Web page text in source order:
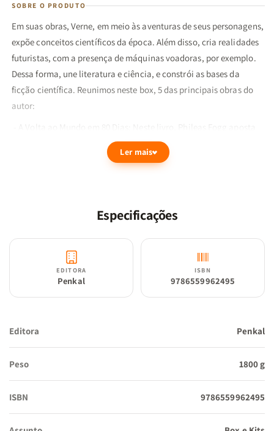
SOBRE O PRODUTO
Em suas obras, Verne, em meio às aventuras de seus personagens,
expõe conceitos científicos da época. Além disso, cria realidades
futuristas, com a presença de máquinas voadoras, por exemplo.
Dessa forma, une literatura e ciência, e constrói as bases da
ficção científica. Reunimos neste box, 5 das principais obras do
autor:
- A Volta ao Mundo em 80 Dias: Neste livro, Phileas Fogg aposta
com amigos que pode dar volta ao mundo em 80 dias, devendo
retornar em 21 de dezembro, exatamente às 20h45. De trem,
Aouda, além da perseguição do detetive Fix, da Scotland Yard,
convicto de que Foog é o responsável pelo assalto ao Banco da
- Da Terra a Lua: Da Terra à Lua é a primeira história da
exploração espacial escrita. Foi publicada em 1865 e apresenta,
engenharia e convencer os detratores de que eles não são
Ler mais
Especificações
EDITORA
Penkal
ISBN
9786559962495
Editora Penkal
Peso 1800 g
ISBN 9786559962495